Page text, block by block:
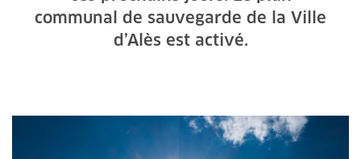
communal de sauvegarde de la Ville
d’Alès est activé.